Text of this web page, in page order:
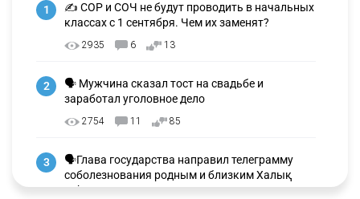
1
✍️ СОР и СОЧ не будут проводить в начальных
классах с 1 сентября. Чем их заменят?
2935 6 13
2
🗣 Мужчина сказал тост на свадьбе и
заработал уголовное дело
2754 11 85
3
🗣Глава государства направил телеграмму
соболезнования родным и близким Халық
қаһарманы Ивана Гапича